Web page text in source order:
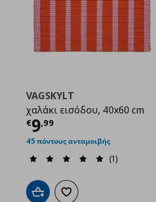
€ 6,99
VAGSKYLT
χαλάκι εισόδου, 40x60 cm
€9,99
Τρέχουσα τιμή
45 πόντους ανταμοιβής
(1)
Προσθήκη στο καλάθι
Προσθήκη στα αγαπημένα